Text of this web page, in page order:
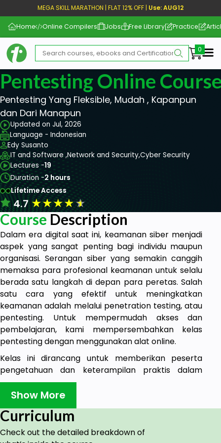
MEGA SKILL MARATHON | FLAT 12% OFF | Use: AUG12
Home Online Compilers Jobs Free Library Practice
Pentesting Online
Pentesting Yang Fleksible, Mudah , Kapanpun
dan Dari Manapun
Updated on Jul, 2026
Language - Indonesian
Edy Susanto
IT and Software ,Network and Security,Cyber Security
Lectures -19
Duration -2 hours
Lifetime Access
4.7★★★★★
Course Description
Dalam era digital saat ini, keamanan siber menjadi
aspek yang sangat penting bagi individu maupun
organisasi. Serangan siber yang semakin canggih
memaksa para profesional keamanan untuk selalu
berada satu langkah di depan para peretas. Salah
satu cara yang efektif untuk meningkatkan
keamanan adalah melalui penetration testing, atau
pentesting. Untuk mempermudah akses dan
pembelajaran, kami mempersembahkan kelas
pentesting dengan menggunakan alat online.
Kelas ini dirancang untuk memberikan peserta
pengetahuan dan keterampilan praktis dalam
melakukan pentesting menggunakan berbagai alat
online yang tersedia. Dengan metode
pembelajaran yang fleksibel dan mudah diakses,
peserta dapat belajar dari mana saja dan kapan
saja.
Show More
Curriculum
Check out the detailed breakdown of